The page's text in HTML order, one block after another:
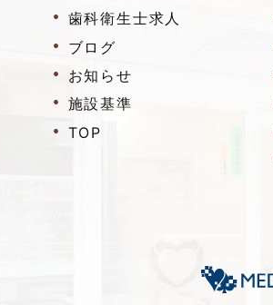
歯科衛生士求人
ブログ
お知らせ
施設基準
TOP